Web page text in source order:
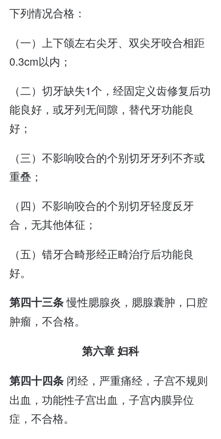
下列情况合格：
（一）上下颌左右尖牙、双尖牙咬合相距
0.3cm以内；
（二）切牙缺失1个，经固定义齿修复后功
能良好，或牙列无间隙，替代牙功能良
好；
（三）不影响咬合的个别切牙牙列不齐或
重叠；
（四）不影响咬合的个别切牙轻度反牙
合，无其他体征；
（五）错牙合畸形经正畸治疗后功能良
好。
第四十三条慢性腮腺炎，腮腺囊肿，口腔
肿瘤，不合格。
第六章 妇科
第四十四条 闭经，严重痛经，子宫不规则
出血，功能性子宫出血，子宫内膜异位
症，不合格。